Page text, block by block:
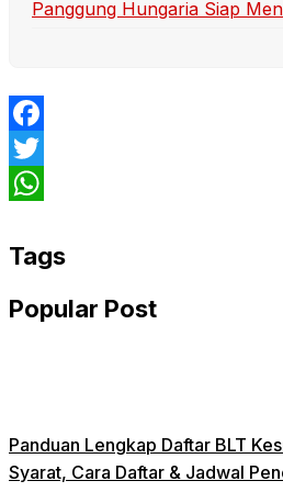
Panggung Hungaria Siap
Facebook
Twitter
Tags
Popular Post
Panduan Lengkap Daftar BLT
Syarat, Cara Daftar & Jadwal